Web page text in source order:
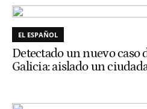
EL ESPAÑOL
Detectado un nuevo caso
Galicia: aislado un